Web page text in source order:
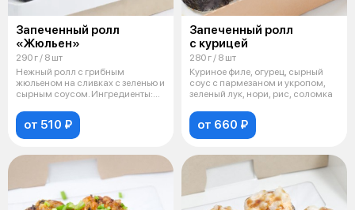
Запеченный ролл
«Жюльен»
290 г / 8 шт
Нежный ролл с грибным
жюльеном на сливках с зеленью и
сырным соусом. Ингредиенты:
от 510 ₽
Запеченный ролл
с курицей
280 г / 8 шт
Куриное филе, огурец, сырный
соус с пармезаном и укропом,
зеленый лук, нори, рис, соломка
от 660 ₽